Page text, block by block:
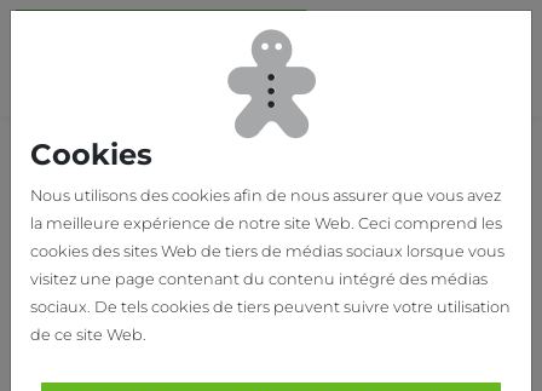
Home Nos réalisations SCHIERVELDE
PHARMACIE
SCHIERVELDE
Pharmacie Schiervelde à
Cookies
Nous utilisons des cookies afin de nous assurer que vous avez
la meilleure expérience de notre site Web. Ceci comprend les
cookies des sites Web de tiers de médias sociaux lorsque vous
visitez une page contenant du contenu intégré des médias
sociaux. De tels cookies de tiers peuvent suivre votre utilisation
de ce site Web.